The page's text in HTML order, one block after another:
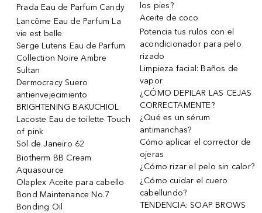
Prada Eau de Parfum Candy
Lancôme Eau de Parfum La
vie est belle
Serge Lutens Eau de Parfum
Collection Noire Ambre
Sultan
Dermocracy Suero
antienvejecimiento
BRIGHTENING BAKUCHIOL
Lacoste Eau de toilette Touch
of pink
Sol de Janeiro 62
Biotherm BB Cream
Aquasource
Olaplex Aceite para cabello
Bond Maintenance No.7
Bonding Oil
los pies?
Aceite de coco
Potencia tus rulos con el
acondicionador para pelo
rizado
Limpieza facial: Baños de
vapor
¿CÓMO DEPILAR LAS CEJAS
CORRECTAMENTE?
¿Qué es un sérum
antimanchas?
Cómo aplicar el corrector de
ojeras
¿Cómo rizar el pelo sin calor?
¿Cómo cuidar el cuero
cabellundo?
TENDENCIA: SOAP BROWS